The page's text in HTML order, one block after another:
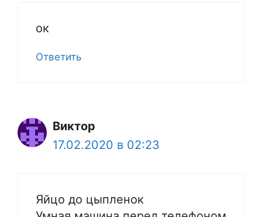
ок
Ответить
Виктор
17.02.2020 в 02:23
Яйцо до цыпленок